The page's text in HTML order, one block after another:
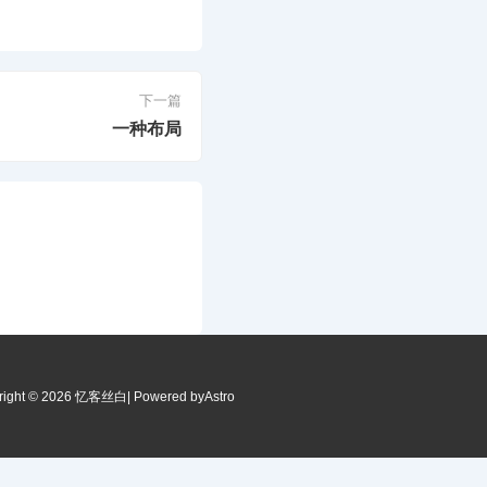
下一篇
一种布局
© 2026 忆客丝白 | Powered byAstro